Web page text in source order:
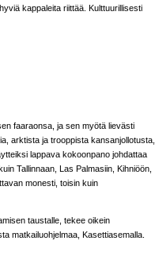
kappaleita riittää. Kulttuurillisesti
faaraonsa, ja sen myötä lievästi
arktista ja trooppista kansanjollotusta,
lappava kokoonpano johdattaa
Tallinnaan, Las Palmasiin, Kihniöön,
monesti, toisin kuin
taustalle, tekee oikein
matkailuohjelmaa, Kasettiasemalla.